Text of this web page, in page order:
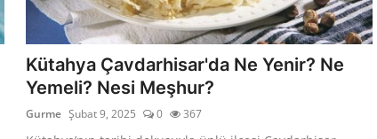
Kütahya Çavdarhisar'da Ne Yenir? Ne
Yemeli? Nesi Meşhur?
Gurme Şubat 9, 2025 0 367